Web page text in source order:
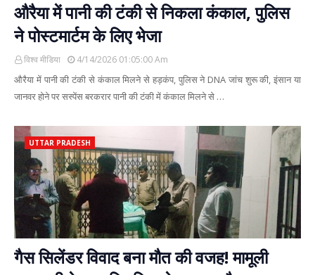
औरैया में पानी की टंकी से निकला कंकाल, पुलिस
ने पोस्टमार्टम के लिए भेजा
विश्व मीडिया 4/14/2026 01:05:00 Am
औरैया में पानी की टंकी से कंकाल मिलने से हड़कंप, पुलिस ने DNA जांच शुरू की, इंसान या
जानवर होने पर सस्पेंस बरकरार पानी की टंकी में कंकाल मिलने से …
UTTAR PRADESH
गैस सिलेंडर विवाद बना मौत की वजह! मामूली